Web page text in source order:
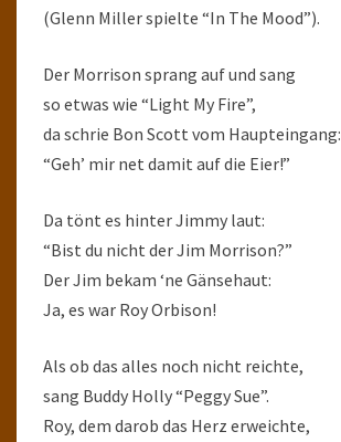
(Glenn Miller spielte “In The Mood”).
Der Morrison sprang auf und sang
so etwas wie “Light My Fire”,
da schrie Bon Scott vom Haupteingang:
“Geh’ mir net damit auf die Eier!”
Da tönt es hinter Jimmy laut:
“Bist du nicht der Jim Morrison?”
Der Jim bekam ‘ne Gänsehaut:
Ja, es war Roy Orbison!
Als ob das alles noch nicht reichte,
sang Buddy Holly “Peggy Sue”.
Roy, dem darob das Herz erweichte,